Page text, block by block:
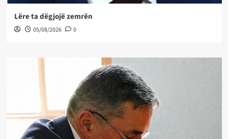
Lëre ta dëgjojë zemrën
05/08/2026 0